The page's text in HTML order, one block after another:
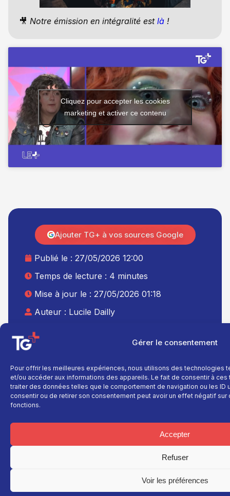
Gérer le consentement
Pour offrir les meilleures expériences, nous utilisons des technologies
et/ou accéder aux informations des appareils. Le fait de consentir à
traiter des données telles que le comportement de navigation ou les ID
consentir ou de retirer son consentement peut avoir un effet négatif
fonctions.
Accepter
Refuser
Voir les préférences
🎥 Notre émission en intégralité est là !
Cliquez pour accepter les cookies
marketing et activer ce contenu
Partager cet
article
Publié le : 27/05/2026 12:00
Temps de lecture : 4 minutes
Mise à jour le : 27/05/2026 01:18
Auteur : Lucile Dailly
Ajouter TG+ à vos sources Google
TNT : Canal 38 BOX : 30
Fil info Nous contacter
Fil
info